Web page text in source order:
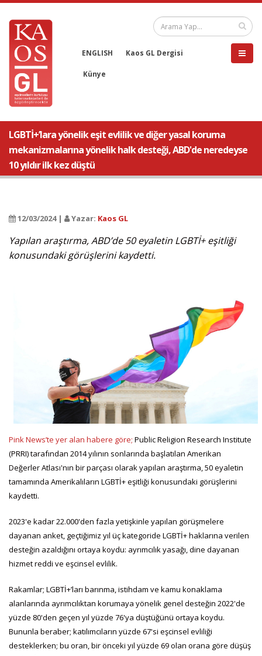
ENGLISH Kaos GL Dergisi
Künye
LGBTİ+’lara yönelik eşit evlilik ve diğer yasal koruma
mekanizmalarına yönelik halk desteği, ABD'de neredeyse
10 yıldır ilk kez düştü
12/03/2024 | Yazar: Kaos GL
Yapılan araştırma, ABD’de 50 eyaletin LGBTİ+ eşitliği
konusundaki görüşlerini kaydetti.
Pink News’te yer alan habere göre; Public Religion Research Institute
(PRRI) tarafından 2014 yılının sonlarında başlatılan Amerikan
Değerler Atlası'nın bir parçası olarak yapılan araştırma, 50 eyaletin
tamamında Amerikalıların LGBTİ+ eşitliği konusundaki görüşlerini
kaydetti.
2023'e kadar 22.000'den fazla yetişkinle yapılan görüşmelere
dayanan anket, geçtiğimiz yıl üç kategoride LGBTİ+ haklarına verilen
desteğin azaldığını ortaya koydu: ayrımcılık yasağı, dine dayanan
hizmet reddi ve eşcinsel evlilik.
Rakamlar; LGBTİ+’ları barınma, istihdam ve kamu konaklama
alanlarında ayrımcılıktan korumaya yönelik genel desteğin 2022'de
yüzde 80'den geçen yıl yüzde 76'ya düştüğünü ortaya koydu.
Bununla beraber; katılımcıların yüzde 67'si eşcinsel evliliği
desteklerken; bu oran, bir önceki yıl yüzde 69 olan orana göre düşüş